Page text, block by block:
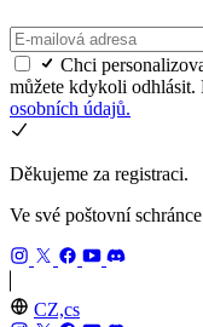
Chci
můžete kdykoli odhlásit.
osobních údajů.
Děkujeme za registraci.
Ve své poštovní
CZ,cs